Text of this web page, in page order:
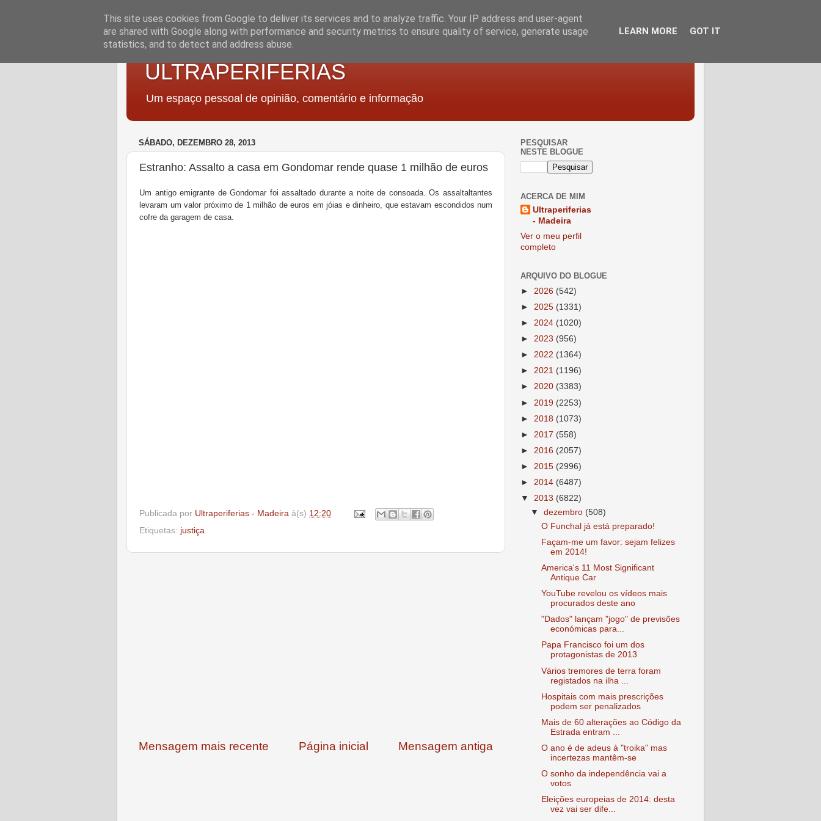
ULTRAPERIFERIAS
Um espaço pessoal de opinião, comentário e informação
SÁBADO, DEZEMBRO 28, 2013
Estranho: Assalto a casa em Gondomar rende quase 1 milhão de euros
Um antigo emigrante de Gondomar foi assaltado durante a noite de consoada. Os assaltaltantes
levaram um valor próximo de 1 milhão de euros em jóias e dinheiro, que estavam escondidos num
cofre da garagem de casa.
Publicada por Ultraperiferias - Madeira à(s) 12:20
Etiquetas: justiça
Mensagem mais recente Mensagem antiga
Página inicial
PESQUISAR
NESTE BLOGUE
ACERCA DE MIM
Ultraperiferias
- Madeira
Ver o meu perfil
completo
ARQUIVO DO BLOGUE
► 2026 (542)
► 2025 (1331)
► 2024 (1020)
► 2023 (956)
► 2022 (1364)
► 2021 (1196)
► 2020 (3383)
► 2019 (2253)
► 2018 (1073)
► 2017 (558)
► 2016 (2057)
► 2015 (2996)
► 2014 (6487)
▼ 2013 (6822)
▼dezembro (508)
O Funchal já está preparado!
Façam-me um favor: sejam felizes
em 2014!
America's 11 Most Significant
Antique Car
YouTube revelou os vídeos mais
procurados deste ano
"Dados" lançam "jogo" de previsões
económicas para...
Papa Francisco foi um dos
protagonistas de 2013
Vários tremores de terra foram
registados na ilha ...
Hospitais com mais prescrições
podem ser penalizados
Mais de 60 alterações ao Código da
Estrada entram ...
O ano é de adeus à "troika" mas
incertezas mantêm-se
O sonho da independência vai a
votos
Eleições europeias de 2014: desta
vez vai ser dife...
This site uses cookies from Google to deliver its services and to analyze traffic. Your IP address and user-agent
are shared with Google along with performance and security metrics to ensure quality of service, generate usage
statistics, and to detect and address abuse.
LEARN MORE GOT IT